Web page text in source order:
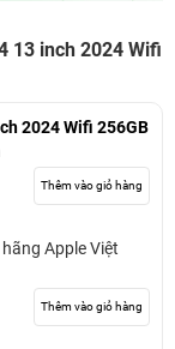
13 inch 2024 Wifi
2024 Wifi 256GB
Thêm vào giỏ hàng
Apple Việt
Thêm vào giỏ hàng